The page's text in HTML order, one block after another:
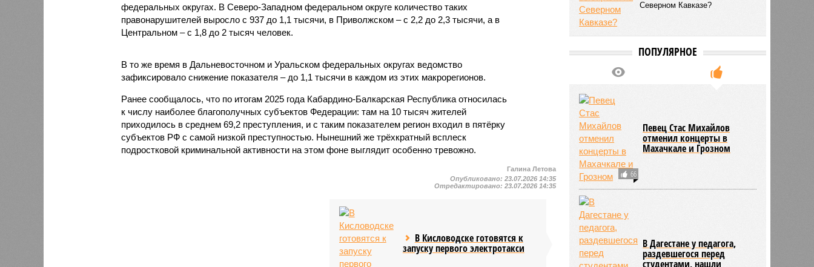
федеральных округах. В Северо-Западном федеральном округе количество таких
правонарушителей выросло с 937 до 1,1 тысячи, в Приволжском – с 2,2 до 2,3 тысячи, а в
Центральном – с 1,8 до 2 тысяч человек.
В то же время в Дальневосточном и Уральском федеральных округах ведомство
зафиксировало снижение показателя – до 1,1 тысячи в каждом из этих макрорегионов.
Ранее сообщалось, что по итогам 2025 года Кабардино-Балкарская Республика относилась
к числу наиболее благополучных субъектов Федерации: там на 10 тысяч жителей
приходилось в среднем 69,2 преступления, и с таким показателем регион входил в пятёрку
субъектов РФ с самой низкой преступностью. Нынешний же трёхкратный всплеск
подростковой криминальной активности на этом фоне выглядит особенно тревожно.
Галина Летова
Опубликовано:23.07.2026 14:35
Отредактировано:23.07.2026 14:35
В Кисловодске готовятся к
запуску первого электротакси
ПОПУЛЯРНОЕ
отменил концерты в
Махачкале и Грозном